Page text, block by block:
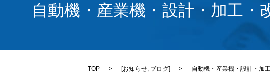
自動機・産業機・設計・加工
TOP [お知らせ ブログ] 自動機・産業機・設計・